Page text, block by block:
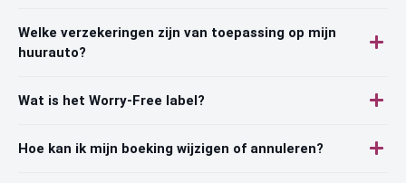
Welke verzekeringen zijn van toepassing op mijn
huurauto?
Wat is het Worry-Free label?
Hoe kan ik mijn boeking wijzigen of annuleren?